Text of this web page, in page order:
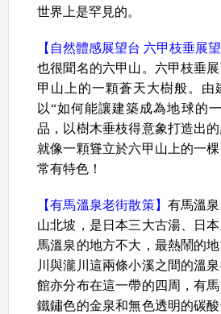
世界上是罕見的。
【自然體感展望台 六甲枝垂展望
也很聞名的六甲山。六甲枝垂
甲山上的一顆蒼天大樹般。由
以“如何能讓建築成為地球的
品，以樹木垂枝得意象打造出的
就像一顆聳立於六甲山上的一
常有特色！
【有馬溫泉老街散策】 有馬溫
山北坡，是日本三大古湯、日
馬溫泉的地方不大，最熱鬧的
川與瀧川這兩條小溪之間的溫
館亦分布在這一帶的四周，有
鐵鏽色的金泉和無色透明的碳